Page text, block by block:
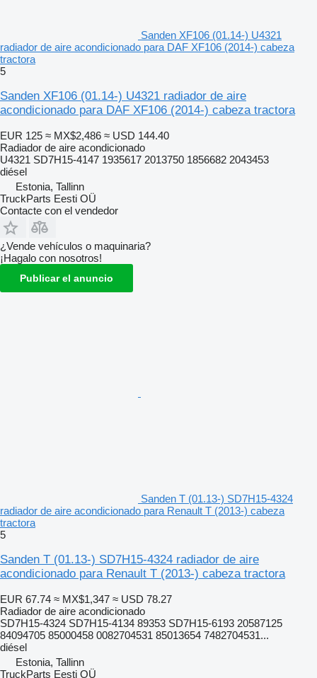
Sanden XF106 (01.14-) U4321
radiador de aire acondicionado para DAF XF106 (2014-) cabeza
tractora
5
Sanden XF106 (01.14-) U4321 radiador de aire
acondicionado para DAF XF106 (2014-) cabeza tractora
EUR 125 ≈ MX$2,486 ≈ USD 144.40
Radiador de aire acondicionado
U4321 SD7H15-4147 1935617 2013750 1856682 2043453
diésel
Estonia, Tallinn
TruckParts Eesti OÜ
Contacte con el vendedor
¿Vende vehículos o maquinaria?
¡Hagalo con nosotros!
Publicar el anuncio
Sanden T (01.13-) SD7H15-4324
radiador de aire acondicionado para Renault T (2013-) cabeza
tractora
5
Sanden T (01.13-) SD7H15-4324 radiador de aire
acondicionado para Renault T (2013-) cabeza tractora
EUR 67.74 ≈ MX$1,347 ≈ USD 78.27
Radiador de aire acondicionado
SD7H15-4324 SD7H15-4134 89353 SD7H15-6193 20587125
84094705 85000458 0082704531 85013654 7482704531...
diésel
Estonia, Tallinn
TruckParts Eesti OÜ